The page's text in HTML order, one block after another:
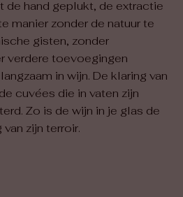
de hand geplukt, de extractie
manier zonder de natuur te
gisten, zonder
verdere toevoegingen
in wijn. De klaring van
cuvées die in vaten zijn
Zo is de wijn in je glas de
zijn terroir.